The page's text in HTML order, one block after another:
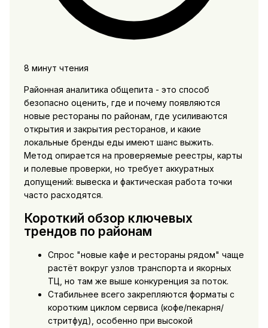
8 минут чтения
Районная аналитика общепита - это способ
безопасно оценить, где и почему появляются
новые рестораны по районам, где усиливаются
открытия и закрытия ресторанов, и какие
локальные бренды еды имеют шанс выжить.
Метод опирается на проверяемые реестры, карты
и полевые проверки, но требует аккуратных
допущений: вывеска и фактическая работа точки
часто расходятся.
Короткий обзор ключевых
трендов по районам
Спрос "новые кафе и рестораны рядом" чаще
растёт вокруг узлов транспорта и якорных
ТЦ, но там же выше конкуренция за поток.
Стабильнее всего закрепляются форматы с
коротким циклом сервиса (кофе/пекарня/
стритфуд), особенно при высокой